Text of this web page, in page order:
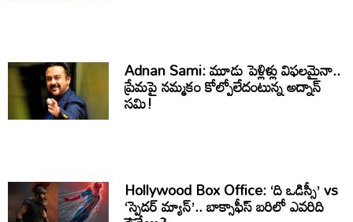
Adnan Sami: మూడు పెళ్లిళ్లు విఫలమైనా..
ప్రేమపై నమ్మకం కోల్పోలేదంటున్న అద్నాన్
సమి!
Hollywood Box Office: ‘ది ఒడిస్సీ’ vs
‘స్పైడర్ మ్యాన్’.. బాక్సాఫీస్ బరిలో ఎవరిది